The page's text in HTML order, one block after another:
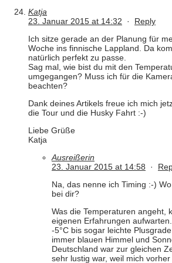
Katja
23. Januar 2015 at 14:32 · Reply
Ich sitze gerade an der Planung für
Woche ins finnische Lappland. Da
natürlich perfekt zu passe.
Sag mal, wie bist du mit den
umgegangen? Muss ich für die
beachten?
Dank deines Artikels freue ich mich
die Tour und die Husky Fahrt :-)
Liebe Grüße
Katja
Ausreißerin
23. Januar 2015 at 14:58 ·
Na, das nenne ich Timing :-)
bei dir?
Was die Temperaturen angeht,
eigenen Erfahrungen
-5°C bis sogar leichte
immer blauen Himmel und
Deutschland war zur gleichen
sehr lustig war, weil mich